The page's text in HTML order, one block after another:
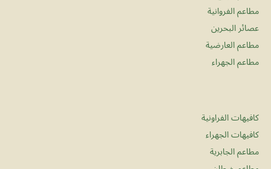
مطاعم الفروانية
عصائر البحرين
مطاعم العارضية
مطاعم الجهراء
كافيهات الفراونية
كافيهات الجهراء
مطاعم الجابرية